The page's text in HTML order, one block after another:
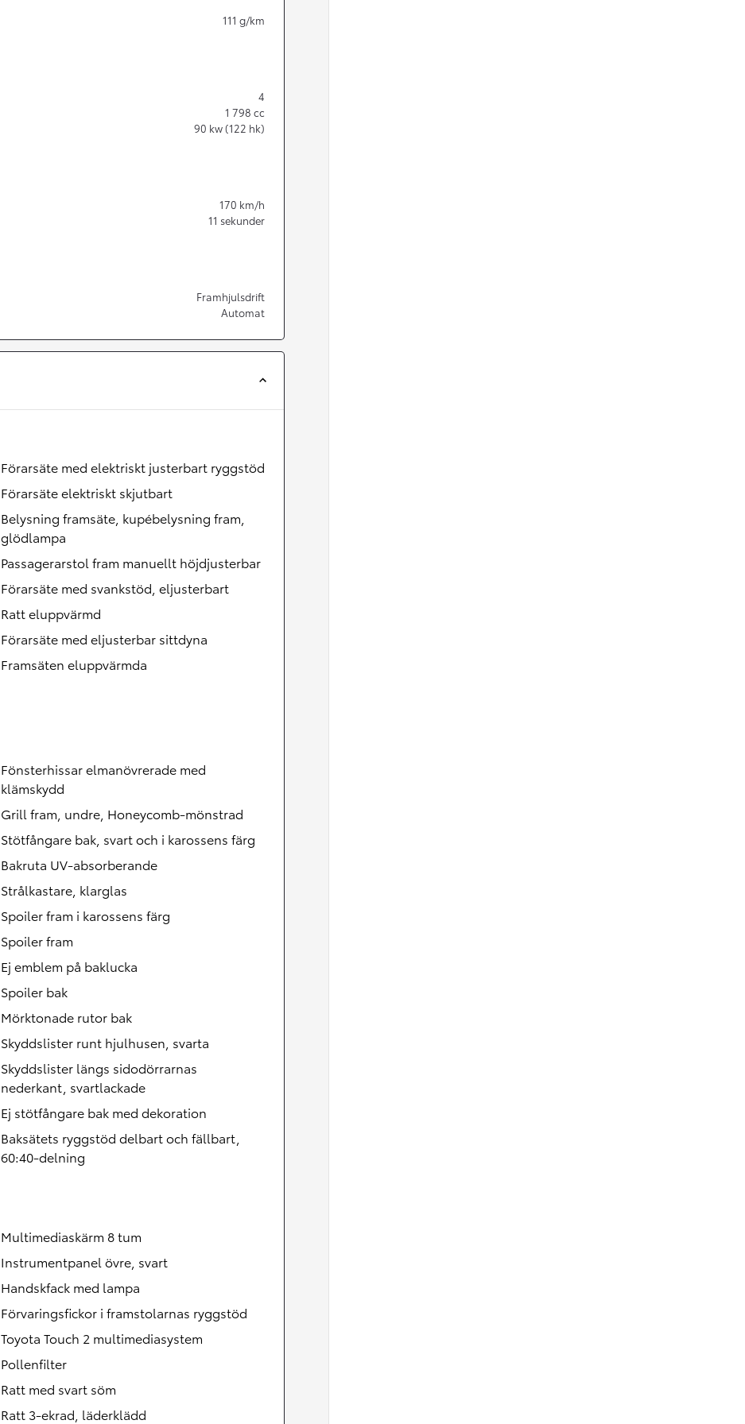
Från 350 900 kr
Från 3 450 kr/mån
Nya GR GT
111 g/km
4
1 798 cc
90 kw (122 hk)
170 km/h
11 sekunder
Framhjulsdrift
Automat
Förarsäte med elektriskt justerbart ryggstöd
Förarsäte elektriskt skjutbart
Belysning framsäte, kupébelysning fram,
glödlampa
Passagerarstol fram manuellt höjdjusterbar
Förarsäte med svankstöd, eljusterbart
Ratt eluppvärmd
Förarsäte med eljusterbar sittdyna
Framsäten eluppvärmda
Fönsterhissar elmanövrerade med
klämskydd
Grill fram, undre, Honeycomb-mönstrad
Stötfångare bak, svart och i karossens färg
Bakruta UV-absorberande
Strålkastare, klarglas
Spoiler fram i karossens färg
Spoiler fram
Ej emblem på baklucka
Spoiler bak
Mörktonade rutor bak
Skyddslister runt hjulhusen, svarta
Skyddslister längs sidodörrarnas
nederkant, svartlackade
Ej stötfångare bak med dekoration
Baksätets ryggstöd delbart och fällbart,
60:40-delning
Multimediaskärm 8 tum
Instrumentpanel övre, svart
Handskfack med lampa
Förvaringsfickor i framstolarnas ryggstöd
Toyota Touch 2 multimediasystem
Pollenfilter
Ratt med svart söm
Ratt 3-ekrad, läderklädd